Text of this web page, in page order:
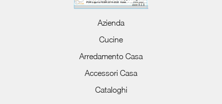
Azienda
Cucine
Arredamento Casa
Accessori Casa
Cataloghi